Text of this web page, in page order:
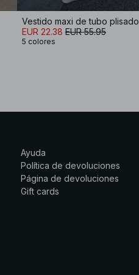
Vestido maxi de tubo plisado
EUR 22.38 EUR 55.95
5 colores
Ayuda
Política de devoluciones
Página de devoluciones
Gift cards